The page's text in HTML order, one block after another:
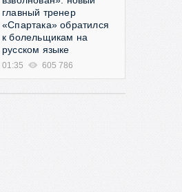
главный тренер
«Спартака» обратился
к болельщикам на
русском языке
01:35 605 786